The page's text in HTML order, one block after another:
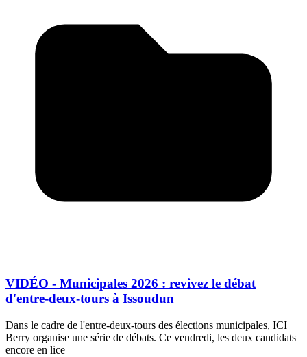
VIDÉO - Municipales 2026 : revivez le débat
d'entre-deux-tours à Issoudun
Dans le cadre de l'entre-deux-tours des élections municipales, ICI
Berry organise une série de débats. Ce vendredi, les deux candidats
encore en lice